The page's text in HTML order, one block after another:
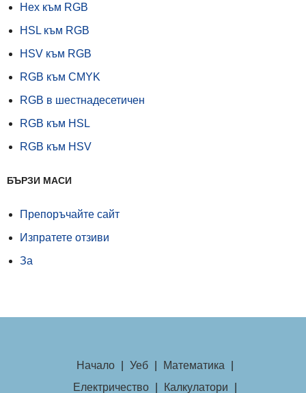
Hex към RGB
HSL към RGB
HSV към RGB
RGB към CMYK
RGB в шестнадесетичен
RGB към HSL
RGB към HSV
БЪРЗИ МАСИ
Препоръчайте сайт
Изпратете отзиви
За
Начало Уеб Математика
Електричество
Калкулатори